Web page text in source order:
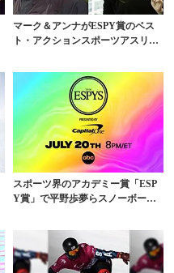
マーク＆アンナがESPY賞のベス
ト・アクションスポーツアスリー
スポーツ界のアカデミー賞「ESP
Y賞」で平野歩夢らスノーボーダ